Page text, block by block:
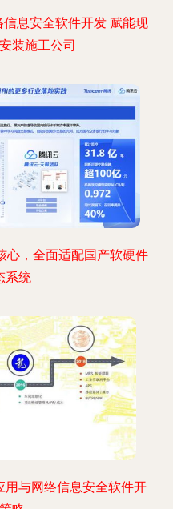
息安全软件开发 赋能现
装施工公司
心，全面适配国产软硬件
系统
与网络信息安全软件开